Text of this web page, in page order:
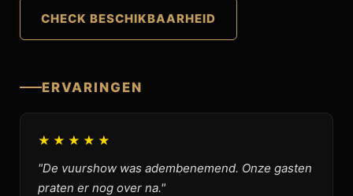
CHECK BESCHIKBAARHEID
ERVARINGEN
★★★★★
"De vuurshow was adembenemend. Onze gasten
praten er nog over na."